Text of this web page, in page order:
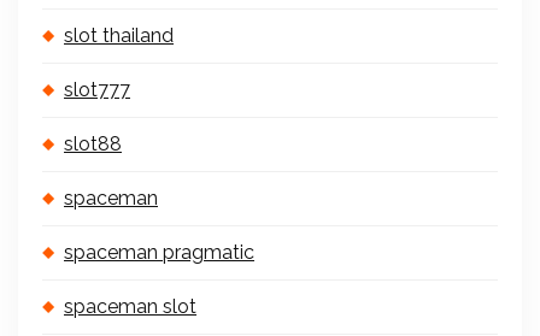
slot thailand
slot777
slot88
spaceman
spaceman pragmatic
spaceman slot